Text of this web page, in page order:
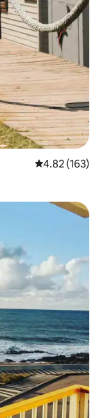
Calificación
4.82 (163)